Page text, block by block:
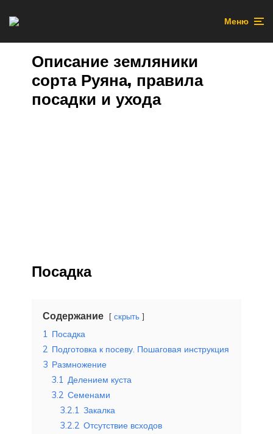
Меню
Описание земляники
сорта Руяна, правила
посадки и ухода
Посадка
Содержание скрыть
1 Посадка
2 Подготовка к посеву. Пошаговая инструкция
3 Размножение
3.1 Делением куста
3.2 Семенами
3.2.1 Закалка
3.2.2 Отсутствие всходов